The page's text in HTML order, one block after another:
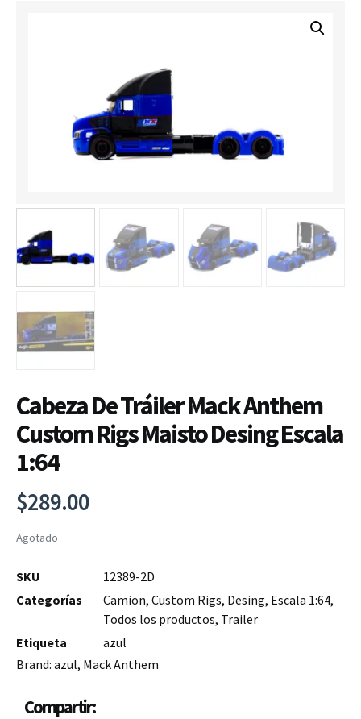
Cabeza De Tráiler Mack Anthem
Custom Rigs Maisto Desing Escala
1:64
$289.00
Agotado
SKU
12389-2D
Categorías
Camion, Custom Rigs, Desing, Escala 1:64,
Todos los productos, Trailer
Etiqueta
azul
Brand: azul, Mack Anthem
Compartir: